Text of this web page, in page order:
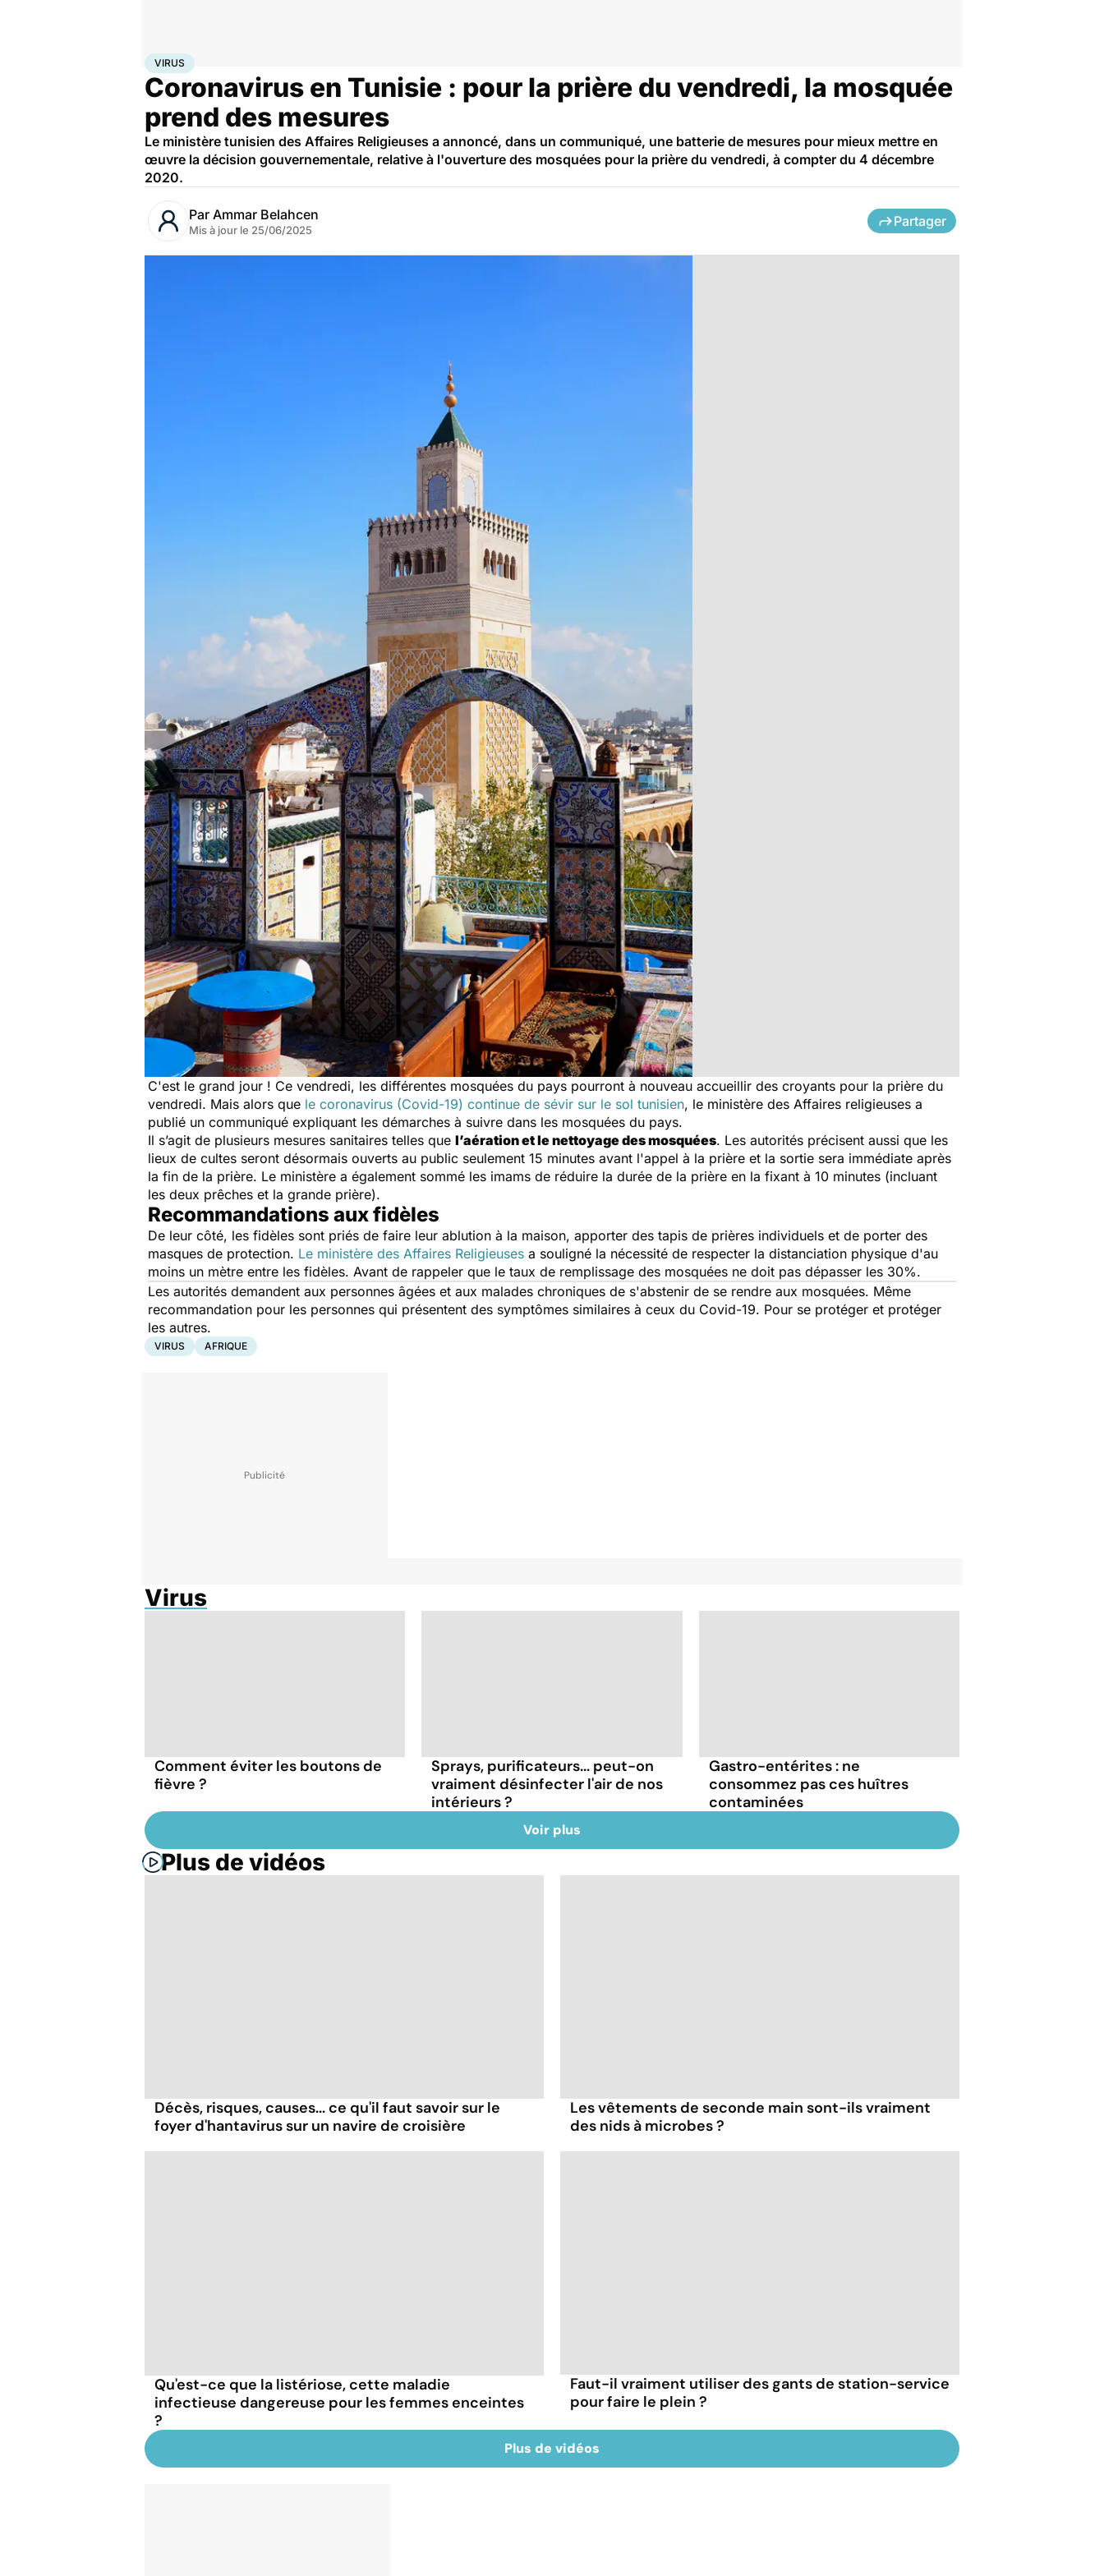
AccueilSanté
VIRUS
Coronavirus en Tunisie : pour la prière du vendredi, la mosquée
prend des mesures
Le ministère tunisien des Affaires Religieuses a annoncé, dans un communiqué, une batterie de mesures pour mieux mettre en
œuvre la décision gouvernementale, relative à l'ouverture des mosquées pour la prière du vendredi, à compter du 4 décembre
2020.
Par Ammar Belahcen
Mis à jour le 25/06/2025
Partager
C'est le grand jour ! Ce vendredi, les différentes mosquées du pays pourront à nouveau accueillir des croyants pour la prière du
vendredi. Mais alors que le coronavirus (Covid-19) continue de sévir sur le sol tunisien, le ministère des Affaires religieuses a
publié un communiqué expliquant les démarches à suivre dans les mosquées du pays.
Il s’agit de plusieurs mesures sanitaires telles que l’aération et le nettoyage des mosquées. Les autorités précisent aussi que les
lieux de cultes seront désormais ouverts au public seulement 15 minutes avant l'appel à la prière et la sortie sera immédiate après
la fin de la prière. Le ministère a également sommé les imams de réduire la durée de la prière en la fixant à 10 minutes (incluant
les deux prêches et la grande prière).
Recommandations aux fidèles
De leur côté, les fidèles sont priés de faire leur ablution à la maison, apporter des tapis de prières individuels et de porter des
masques de protection. Le ministère des Affaires Religieuses a souligné la nécessité de respecter la distanciation physique d'au
moins un mètre entre les fidèles. Avant de rappeler que le taux de remplissage des mosquées ne doit pas dépasser les 30%.
Les autorités demandent aux personnes âgées et aux malades chroniques de s'abstenir de se rendre aux mosquées. Même
recommandation pour les personnes qui présentent des symptômes similaires à ceux du Covid-19. Pour se protéger et protéger
les autres.
VIRUS AFRIQUE
Virus
Comment éviter les boutons de
fièvre ?
Sprays, purificateurs... peut-on
vraiment désinfecter l'air de nos
intérieurs ?
Gastro-entérites : ne
consommez pas ces huîtres
contaminées
Voir plus
Plus de vidéos
Décès, risques, causes... ce qu'il faut savoir sur le
foyer d'hantavirus sur un navire de croisière
Les vêtements de seconde main sont-ils vraiment
des nids à microbes ?
Qu'est-ce que la listériose, cette maladie
infectieuse dangereuse pour les femmes enceintes
?
Faut-il vraiment utiliser des gants de station-service
pour faire le plein ?
Plus de vidéos